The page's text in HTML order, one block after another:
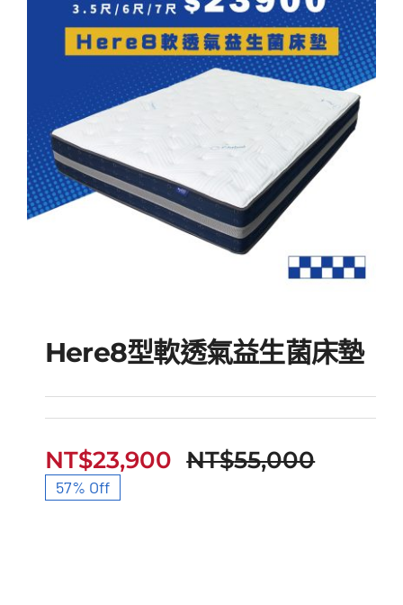
Here8型軟透氣益生菌床
Here8型軟透氣益生菌床墊
NT$55,000
NT$23,900
57% Off